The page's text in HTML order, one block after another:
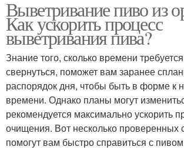
Выветривание пиво из
Как ускорить процесс
выветривания пива?
Знание того, сколько времени
свернуться, поможет вам заранее
распорядок дня, чтобы быть в форме к
времени. Однако планы могут
рекомендуется максимально ускорить
очищения. Вот несколько проверенных
помогут вам быстро справиться с пивом